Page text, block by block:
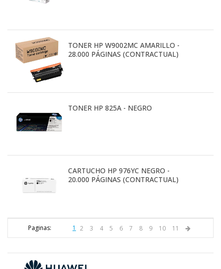
TONER HP W9002MC AMARILLO -
28.000 PÁGINAS (CONTRACTUAL)
TONER HP 825A - NEGRO
CARTUCHO HP 976YC NEGRO -
20.000 PÁGINAS (CONTRACTUAL)
Paginas: 1 2 3 4 5 6 7 8 9 10 11